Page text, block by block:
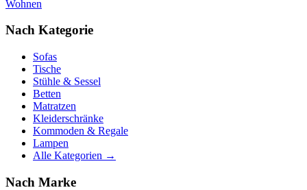
Wohnen
Nach Kategorie
Sofas
Tische
Stühle & Sessel
Betten
Matratzen
Kleiderschränke
Kommoden & Regale
Lampen
Alle Kategorien →
Nach Marke